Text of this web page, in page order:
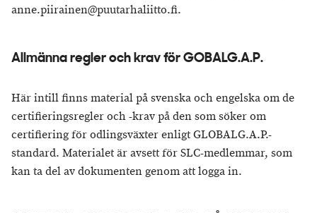
anne.piirainen@puutarhaliitto.fi.
Allmänna regler och krav för GOBALG.A.P.
Här intill finns material på svenska och engelska om de
certifieringsregler och -krav på den som söker om
certifiering för odlingsväxter enligt GLOBALG.A.P.-
standard. Materialet är avsett för SLC-medlemmar, som
kan ta del av dokumenten genom att logga in.